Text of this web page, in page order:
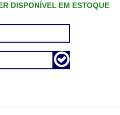
DISPONÍVEL EM ESTOQUE